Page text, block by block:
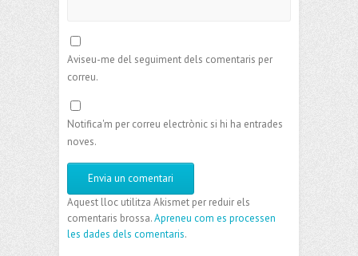
Aviseu-me del seguiment dels comentaris per
correu.
Notifica'm per correu electrònic si hi ha entrades
noves.
Aquest lloc utilitza Akismet per reduir els
comentaris brossa.Apreneu com es processen
les dades dels comentaris.